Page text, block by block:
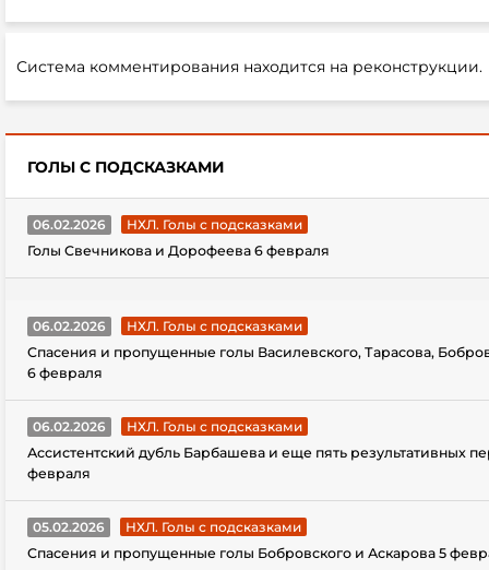
Система комментирования находится на реконструкции.
ГОЛЫ С ПОДСКАЗКАМИ
06.02.2026
НХЛ. Голы с подсказками
Голы Свечникова и Дорофеева 6 февраля
06.02.2026
НХЛ. Голы с подсказками
Спасения и пропущенные голы Василевского, Тарасова,
6 февраля
06.02.2026
НХЛ. Голы с подсказками
Ассистентский дубль Барбашева и еще пять результативных
февраля
05.02.2026
НХЛ. Голы с подсказками
Спасения и пропущенные голы Бобровского и Аскарова 5